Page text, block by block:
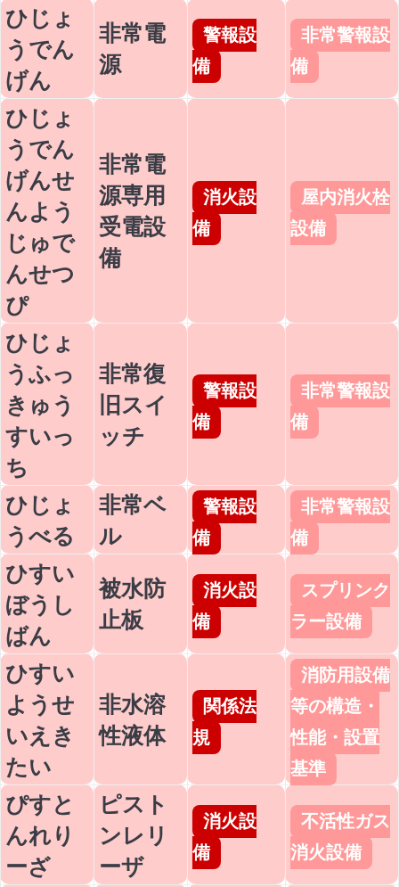
ひじょ
うでん
げん
非常電
源
警報設
備
非常警報設
備
ひじょ
うでん
げんせ
んよう
じゅで
んせつ
ぴ
非常電
源専用
受電設
備
消火設
備
屋内消火栓
設備
ひじょ
うふっ
きゅう
すいっ
ち
非常復
旧スイ
ッチ
警報設
備
非常警報設
備
ひじょ
うべる
非常ベ
ル
警報設
備
非常警報設
備
ひすい
ぼうし
ばん
被水防
止板
消火設
備
スプリンク
ラー設備
ひすい
ようせ
いえき
たい
非水溶
性液体
関係法
規
消防用設備
等の構造・
性能・設置
基準
ぴすと
んれり
ーざ
ピスト
ンレリ
ーザ
消火設
備
不活性ガス
消火設備